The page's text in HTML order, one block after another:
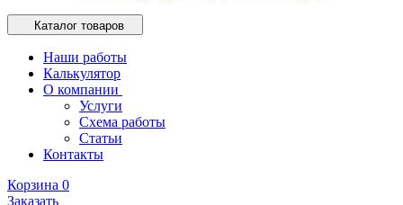
Каталог товаров
Наши работы
Калькулятор
О компании
Услуги
Схема работы
Статьи
Контакты
Корзина 0
Заказать